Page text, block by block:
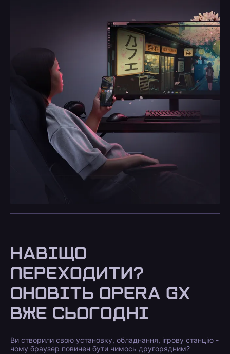
НАВІЩО
ПЕРЕХОДИТИ?
ОНОВІТЬ OPERA GX
ВЖЕ СЬОГОДНІ
Ви створили свою установку, обладнання, ігрову станцію -
чому браузер повинен бути чимось другорядним?